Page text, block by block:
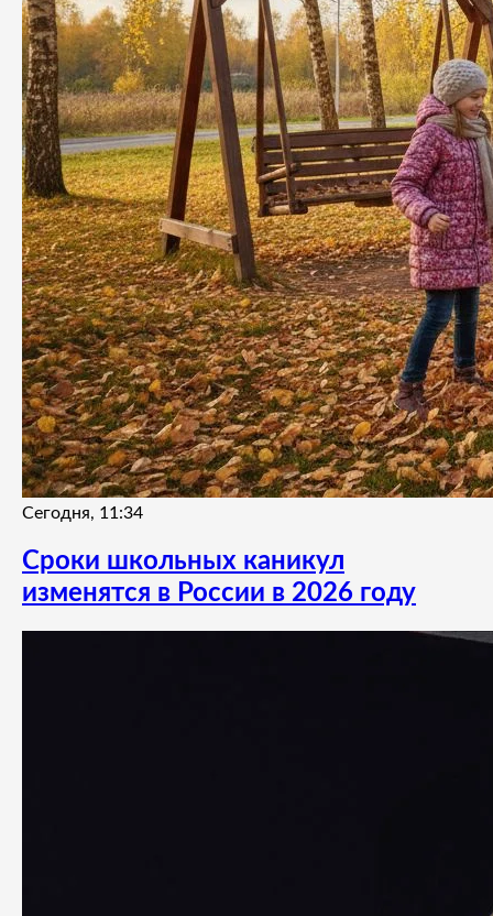
Сегодня, 11:34
Сроки школьных каникул
изменятся в России в 2026 году